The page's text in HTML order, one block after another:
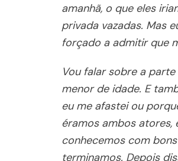
amanhã, o que eles
privada vazadas. Mas
forçado a admitir que
Vou falar sobre a
menor de idade. E
eu me afastei ou
éramos ambos atores,
conhecemos com
terminamos. Depois